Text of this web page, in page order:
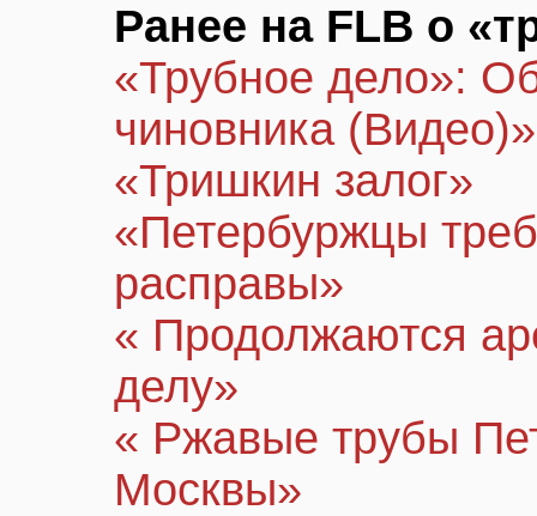
Ранее на FLB о
«Трубное дело»:
чиновника (Видео)»
«Тришкин залог»
«Петербуржцы
расправы»
« Продолжаются
делу»
« Ржавые трубы
Москвы»